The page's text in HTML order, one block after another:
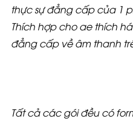
thực sự đẳng cấp của 1
Thích hợp cho ae thích
đẳng cấp về âm thanh
Tất cả các gói đều có